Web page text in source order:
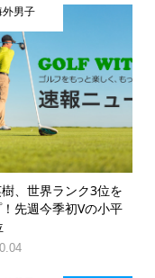
外男子
、世界ランク3位を
先週今季初Vの小平